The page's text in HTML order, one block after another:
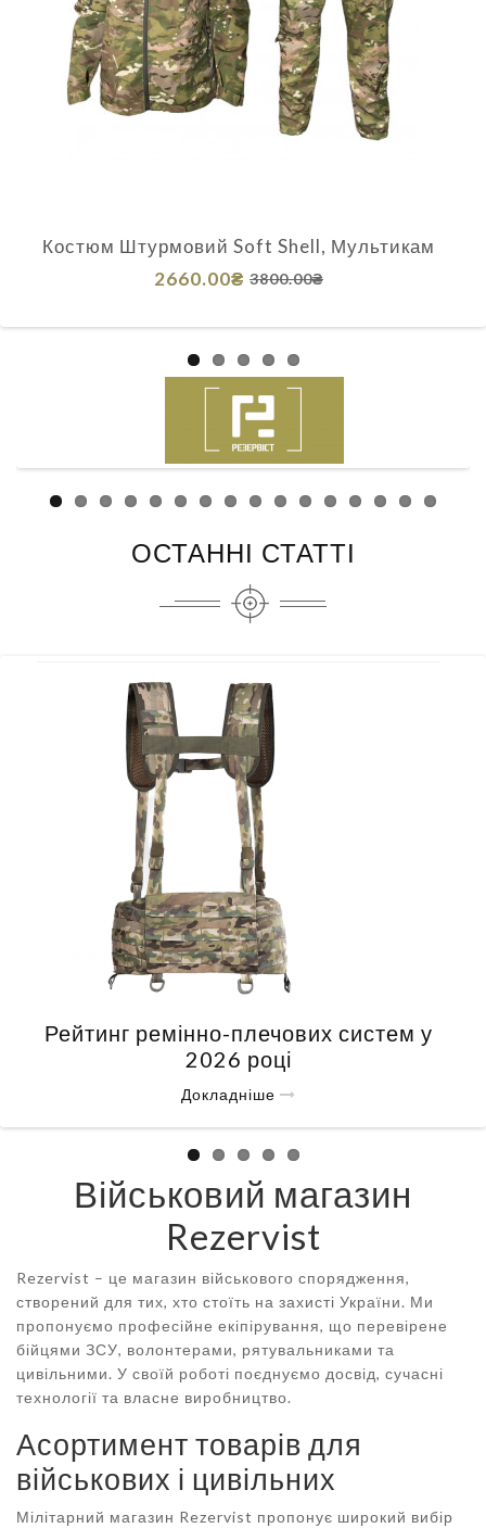
Костюм Штурмовий Soft Shell, Мультикам
2660.00₴ 3800.00₴
ОСТАННІ СТАТТІ
Рейтинг ремінно-плечових систем у
2026 році
Докладніше
Військовий магазин
Rezervist
Rezervist – це магазин військового спорядження,
створений для тих, хто стоїть на захисті України. Ми
пропонуємо професійне екіпірування, що перевірене
бійцями ЗСУ, волонтерами, рятувальниками та
цивільними. У своїй роботі поєднуємо досвід, сучасні
технології та власне виробництво.
Асортимент товарів для
військових і цивільних
Мілітарний магазин Rezervist пропонує широкий вибір